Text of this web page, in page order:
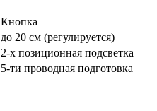
Кнопка
до 20 см (регулируется)
2-х позиционная подсветка
5-ти проводная подготовка